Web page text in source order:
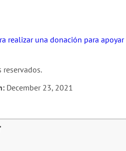
realizar una donación para
December 23, 2021